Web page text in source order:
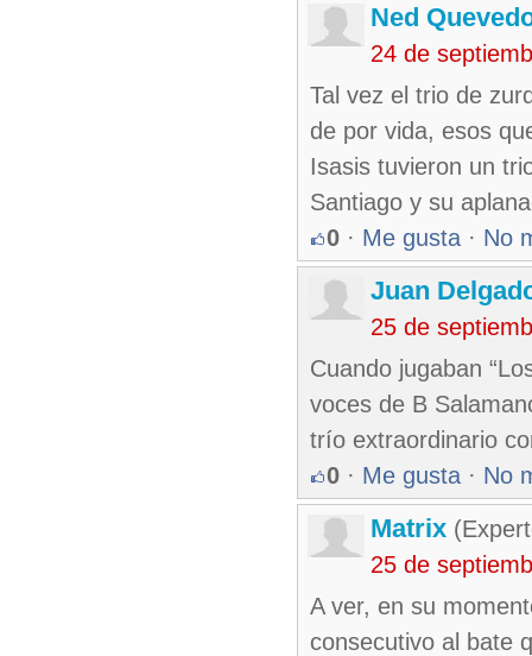
Ned
24 de
Tal vez el trio de
de por vida, esos
Isasis tuvieron un
Santiago y su
0 · Me gusta · No
Juan
25 de
Cuando jugaban
voces de B
trío extraordinario
0 · Me gusta · No
Matrix
25 de
A ver, en su
consecutivo al bate